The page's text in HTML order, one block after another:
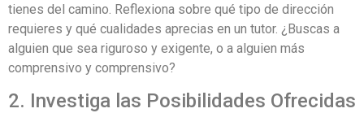
tienes del camino. Reflexiona sobre qué tipo de dirección
requieres y qué cualidades aprecias en un tutor. ¿Buscas a
alguien que sea riguroso y exigente, o a alguien más
comprensivo y comprensivo?
2. Investiga las Posibilidades Ofrecidas